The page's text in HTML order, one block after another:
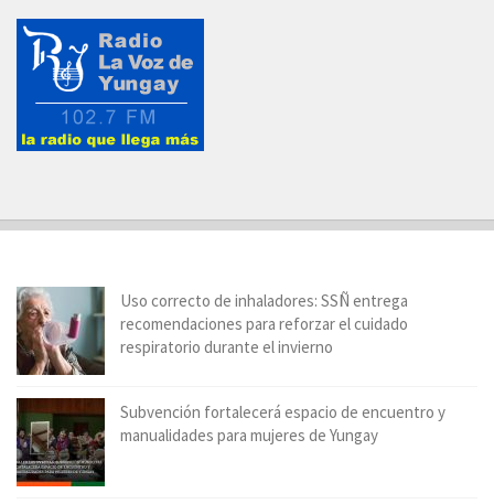
Uso correcto de inhaladores: SSÑ entrega
recomendaciones para reforzar el cuidado
respiratorio durante el invierno
Subvención fortalecerá espacio de encuentro y
manualidades para mujeres de Yungay